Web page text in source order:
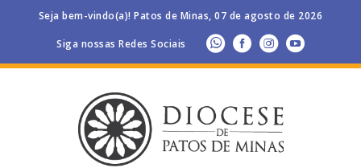
Seja bem-vindo(a)! Patos de Minas, 07 de agosto de 2026
Siga nossas Redes Sociais